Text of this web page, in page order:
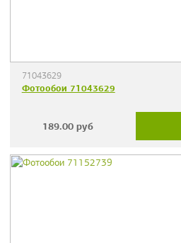
71043629
Фотообои 71043629
189.00 руб